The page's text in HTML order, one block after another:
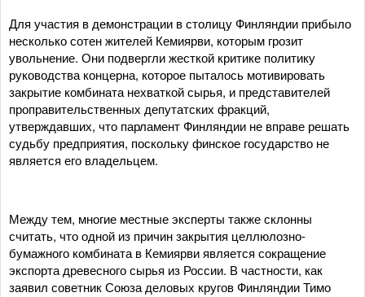
Для участия в демонстрации в столицу Финляндии прибыло
несколько сотен жителей Кемиярви, которым грозит
увольнение. Они подвергли жесткой критике политику
руководства концерна, которое пыталось мотивировать
закрытие комбината нехваткой сырья, и представителей
проправительственных депутатских фракций,
утверждавших, что парламент Финляндии не вправе решать
судьбу предприятия, поскольку финское государство не
является его владельцем.
Между тем, многие местные эксперты также склонны
считать, что одной из причин закрытия целлюлозно-
бумажного комбината в Кемиярви является сокращение
экспорта древесного сырья из России. В частности, как
заявил советник Союза деловых кругов Финляндии Тимо